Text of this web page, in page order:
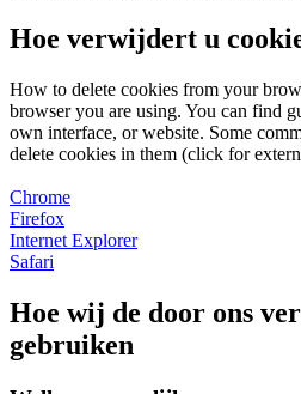
Hoe verwijdert u
How to delete cookies from your
browser you are using. You can find
own interface, or website. Some
delete cookies in them (click for
Chrome
Firefox
Internet Explorer
Safari
Hoe wij de door ons
gebruiken